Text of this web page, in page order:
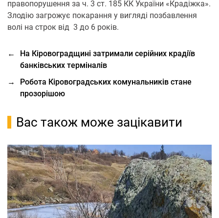
правопорушення за ч. 3 ст. 185 КК України «Крадіжка».
Злодію загрожує покарання у вигляді позбавлення
волі на строк від 3 до 6 років.
←
На Кіровоградщині затримали серійних крадіїв
банківських терміналів
→
Робота Кіровоградських комунальників стане
прозорішою
Вас також може зацікавити